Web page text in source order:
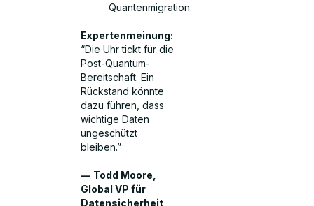
Quantenmigration.
Expertenmeinung:
“Die Uhr tickt für die
Post-Quantum-
Bereitschaft. Ein
Rückstand könnte
dazu führen, dass
wichtige Daten
ungeschützt
bleiben.”
— Todd Moore,
Global VP für
Datensicherheit,